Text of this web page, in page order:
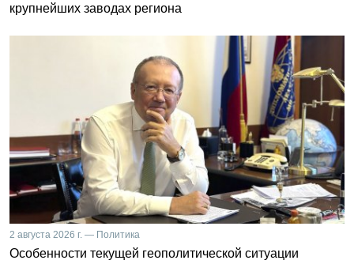
крупнейших заводах региона
2 августа 2026 г. — Политика
Особенности текущей геополитической ситуации